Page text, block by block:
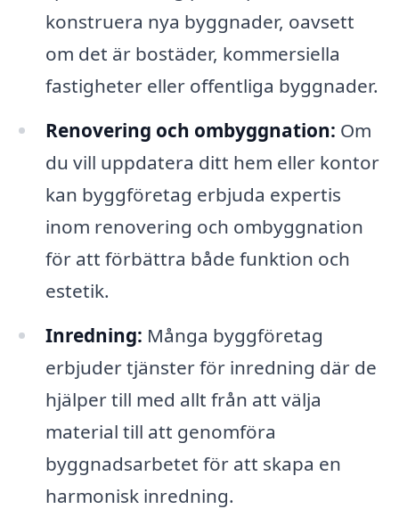
konstruera nya byggnader, oavsett
om det är bostäder, kommersiella
fastigheter eller offentliga byggnader.
Renovering och ombyggnation: Om
du vill uppdatera ditt hem eller kontor
kan byggföretag erbjuda expertis
inom renovering och ombyggnation
för att förbättra både funktion och
estetik.
Inredning: Många byggföretag
erbjuder tjänster för inredning där de
hjälper till med allt från att välja
material till att genomföra
byggnadsarbetet för att skapa en
harmonisk inredning.